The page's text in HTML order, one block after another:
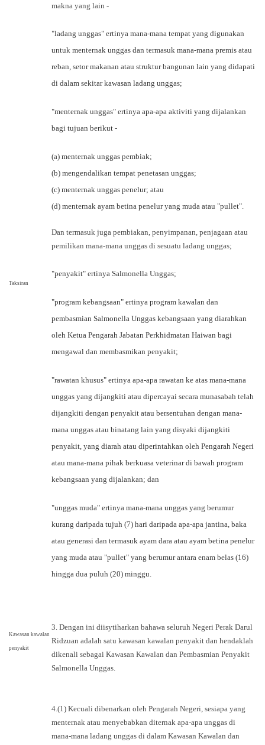
Taksiran
makna yang lain -
"ladang unggas" ertinya mana-mana tempat yang digunakan
untuk menternak unggas dan termasuk mana-mana premis atau
reban, setor makanan atau struktur bangunan lain yang didapati
di dalam sekitar kawasan ladang unggas;
"menternak unggas" ertinya apa-apa aktiviti yang dijalankan
bagi tujuan berikut -
(a) menternak unggas pembiak;
(b) mengendalikan tempat penetasan unggas;
(c) menternak unggas penelur; atau
(d) menternak ayam betina penelur yang muda atau "pullet".
Dan termasuk juga pembiakan, penyimpanan, penjagaan atau
pemilikan mana-mana unggas di sesuatu ladang unggas;
"penyakit" ertinya Salmonella Unggas;
"program kebangsaan" ertinya program kawalan dan
pembasmian Salmonella Unggas kebangsaan yang diarahkan
oleh Ketua Pengarah Jabatan Perkhidmatan Haiwan bagi
mengawal dan membasmikan penyakit;
"rawatan khusus" ertinya apa-apa rawatan ke atas mana-mana
unggas yang dijangkiti atau dipercayai secara munasabah telah
dijangkiti dengan penyakit atau bersentuhan dengan mana-
mana unggas atau binatang lain yang disyaki dijangkiti
penyakit, yang diarah atau diperintahkan oleh Pengarah Negeri
atau mana-mana pihak berkuasa veterinar di bawah program
kebangsaan yang dijalankan; dan
"unggas muda" ertinya mana-mana unggas yang berumur
kurang daripada tujuh (7) hari daripada apa-apa jantina, baka
atau generasi dan termasuk ayam dara atau ayam betina penelur
yang muda atau "pullet" yang berumur antara enam belas (16)
hingga dua puluh (20) minggu.
Kawasan kawalan
penyakit
3. Dengan ini diisytiharkan bahawa seluruh Negeri Perak Darul
Ridzuan adalah satu kawasan kawalan penyakit dan hendaklah
dikenali sebagai Kawasan Kawalan dan Pembasmian Penyakit
Salmonella Unggas.
4.(1) Kecuali dibenarkan oleh Pengarah Negeri, sesiapa yang
menternak atau menyebabkan diternak apa-apa unggas di
mana-mana ladang unggas di dalam Kawasan Kawalan dan